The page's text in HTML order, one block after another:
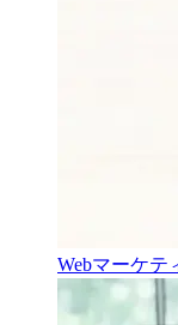
Webマーケテ